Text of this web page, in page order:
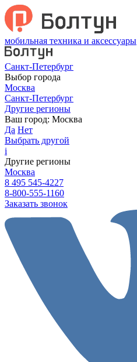
мобильная техника и аксессуары
Санкт-Петербург
Выбор города
Москва
Санкт-Петербург
Другие регионы
Ваш город: Москва
Да Нет
Выбрать другой
i
Другие регионы
Москва
8 495 545-4227
8-800-555-1160
Заказать звонок